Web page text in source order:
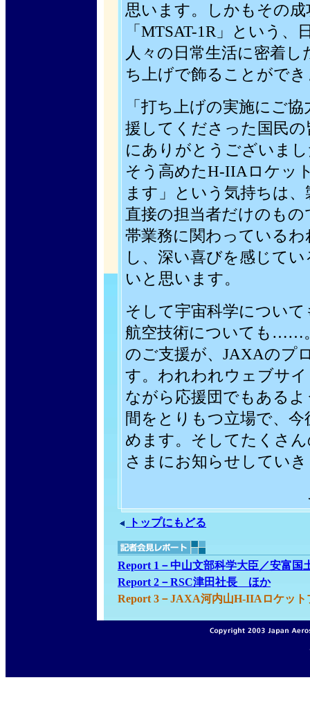
思います。しかもその
「MTSAT-1R」という
人々の日常生活に密着
ち上げで飾ることがで
「打ち上げの実施にご
援してくださった国民
にありがとうございま
そう高めたH-IIAロケッ
ます」という気持ちは
直接の担当者だけのも
帯業務に関わっている
し、深い喜びを感じて
いと思います。
そして宇宙科学につい
航空技術についても……
のご支援が、JAXAのプ
す。われわれウェブサ
ながら応援団でもある
間をとりもつ立場で、
めます。そしてたくさ
さまにお知らせしてい
トップにもどる
Report 1－中山文部科学大臣／安富
Report 2－RSC津田社長 ほか
Report 3－JAXA河内山H-IIAロケッ